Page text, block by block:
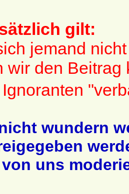
gilt:
jemand
wir den Beitrag
wundern
uns